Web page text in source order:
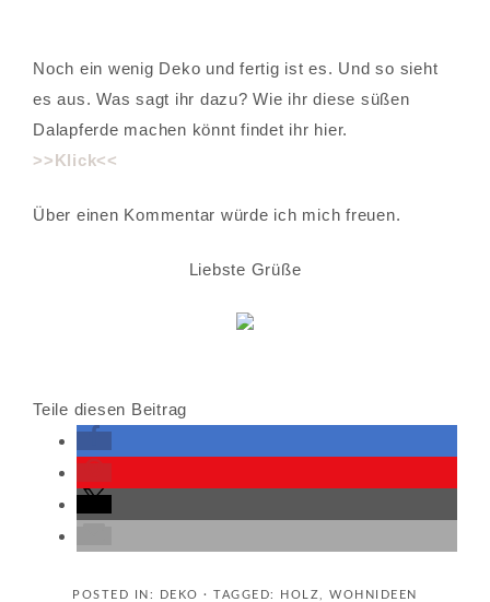
Noch ein wenig Deko und fertig ist es. Und so sieht
es aus. Was sagt ihr dazu? Wie ihr diese süßen
Dalapferde machen könnt findet ihr hier.
>>Klick<<
Über einen Kommentar würde ich mich freuen.
Liebste Grüße
Teile diesen Beitrag
POSTED IN: DEKO · TAGGED: HOLZ ,WOHNIDEEN